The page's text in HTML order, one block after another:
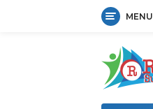
MENU